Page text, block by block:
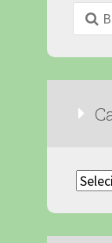
Categorias